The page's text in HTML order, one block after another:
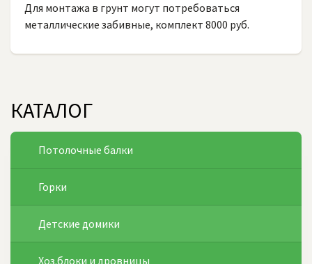
Для монтажа в грунт могут потребоваться
металлические забивные, комплект 8000 руб.
КАТАЛОГ
Потолочные балки
Горки
Детские домики
Хоз.блоки и дровницы